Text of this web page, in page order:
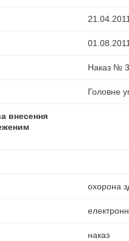
Наказ №
Головне
внесення
охорона
наказ